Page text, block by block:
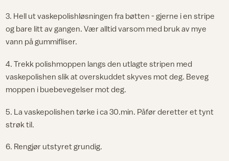
3. Hell ut vaskepolishløsningen fra bøtten - gjerne i en stripe
og bare litt av gangen. Vær alltid varsom med bruk av mye
vann på gummifliser.
4. Trekk polishmoppen langs den utlagte stripen med
vaskepolishen slik at overskuddet skyves mot deg. Beveg
moppen i buebevegelser mot deg.
5. La vaskepolishen tørke i ca 30.min. Påfør deretter et tynt
strøk til.
6. Rengjør utstyret grundig.